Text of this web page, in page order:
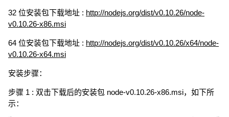
32 位安装包下载地址 : http://nodejs.org/dist/v0.10.26/node-
v0.10.26-x86.msi
64 位安装包下载地址 : http://nodejs.org/dist/v0.10.26/x64/node-
v0.10.26-x64.msi
安装步骤：
步骤 1 : 双击下载后的安装包 node-v0.10.26-x86.msi，如下所
示：